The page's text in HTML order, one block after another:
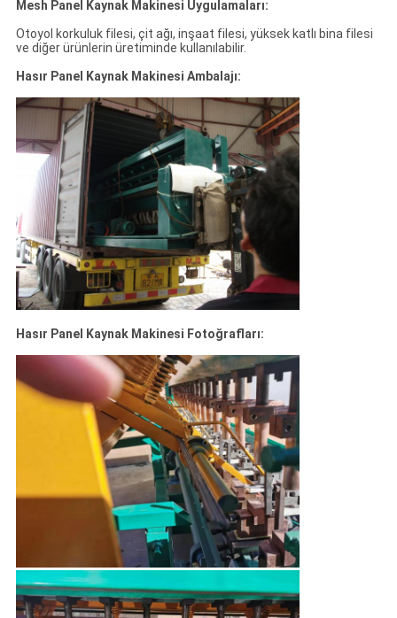
Mesh Panel Kaynak Makinesi Uygulamaları:
Otoyol korkuluk filesi, çit ağı, inşaat filesi, yüksek katlı bina filesi
ve diğer ürünlerin üretiminde kullanılabilir.
Hasır Panel Kaynak Makinesi Ambalajı:
Hasır Panel Kaynak Makinesi Fotoğrafları: